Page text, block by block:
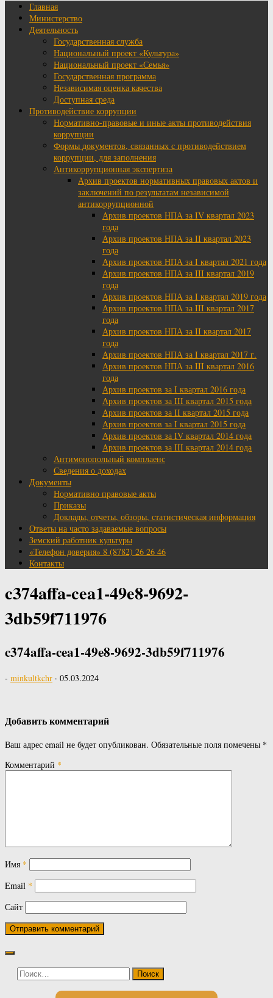
Главная
Министерство
Деятельность
Государственная служба
Национальный проект «Культура»
Национальный проект «Семья»
Государственная программа
Независимая оценка качества
Доступная среда
Противодействие коррупции
Нормативно-правовые и иные акты противодействия
коррупции
Формы документов, связанных с противодействием
коррупции, для заполнения
Антикоррупционная экспертиза
Архив проектов нормативных правовых актов и
заключений по результатам независимой
антикоррупционной
Архив проектов НПА за IV квартал 2023
года
Архив проектов НПА за II квартал 2023
года
Архив проектов НПА за I квартал 2021 года
Архив проектов НПА за III квартал 2019
года
Архив проектов НПА за I квартал 2019 года
Архив проектов НПА за III квартал 2017
года
Архив проектов НПА за II квартал 2017
года
Архив проектов НПА за I квартал 2017 г.
Архив проектов НПА за III квартал 2016
года
Архив проектов за I квартал 2016 года
Архив проектов за III квартал 2015 года
Архив проектов за II квартал 2015 года
Архив проектов за I квартал 2015 года
Архив проектов за IV квартал 2014 года
Архив проектов за III квартал 2014 года
Антимонопольный комплаенс
Сведения о доходах
Документы
Нормативно правовые акты
Приказы
Доклады, отчеты, обзоры, статистическая информация
Ответы на часто задаваемые вопросы
Земский работник культуры
«Телефон доверия» 8 (8782) 26 26 46
Контакты
c374affa-cea1-49e8-9692-
3db59f711976
c374affa-cea1-49e8-9692-3db59f711976
- minkultkchr · 05.03.2024
Добавить комментарий
Ваш адрес email не будет опубликован. Обязательные поля помечены *
Комментарий *
Имя *
Email *
Сайт
Найти: